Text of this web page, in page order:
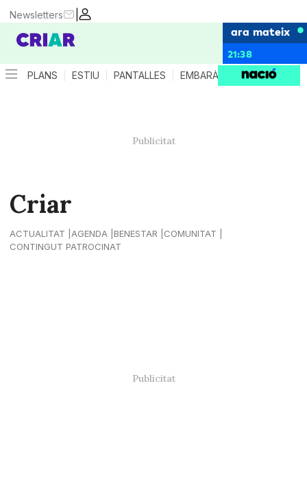
|
Newsletters
ara mateix
21:38
PLANS ESTIU PANTALLES EMBARÀS CRIANÇA
Criar
ACTUALITAT AGENDA BENESTAR
COMUNITAT
CONTINGUT PATROCINAT